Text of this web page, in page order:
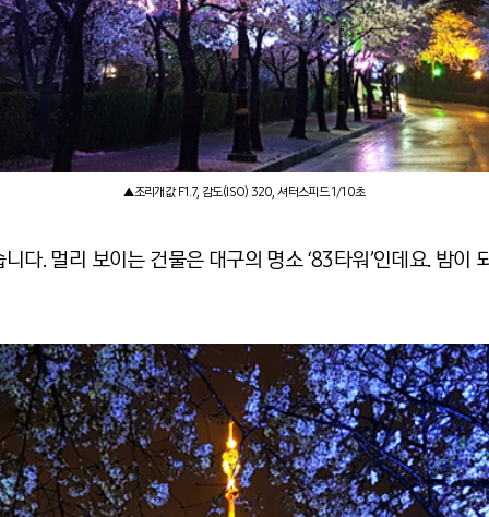
▲조리개값 F1.7, 감도(ISO) 320, 셔터스피드 1/10초
다. 멀리 보이는 건물은 대구의 명소 ‘83타워’인데요. 밤이